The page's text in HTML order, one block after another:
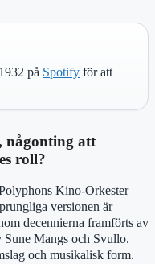
på Spotify för att
någonting att
roll?
Kino-Orkester
versionen är
decennierna framförts av
Mangs och Svullo.
och musikalisk form.